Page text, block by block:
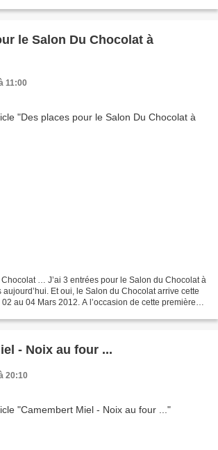
le Salon Du Chocolat à
11:00
… J’ai 3 entrées pour le Salon du Chocolat à
Et oui, le Salon du Chocolat arrive cette
au 04 Mars 2012. A l’occasion de cette première
- Noix au four ...
20:10